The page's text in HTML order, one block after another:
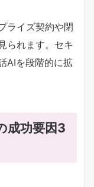
ライズ契約や閉
られます。セキ
AIを段階的に拡
成功要因3